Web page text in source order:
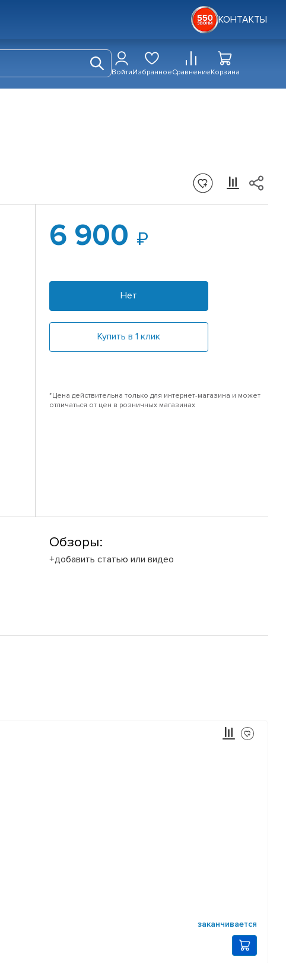
КОНТАКТЫ
ВойтиИзбранноеСравнениеКорзина
6 900
Нет
Купить в 1 клик
*Цена действительна только для интернет-магазина и может
отличаться от цен в розничных магазинах
Обзоры:
+добавить статью или видео
заканчивается